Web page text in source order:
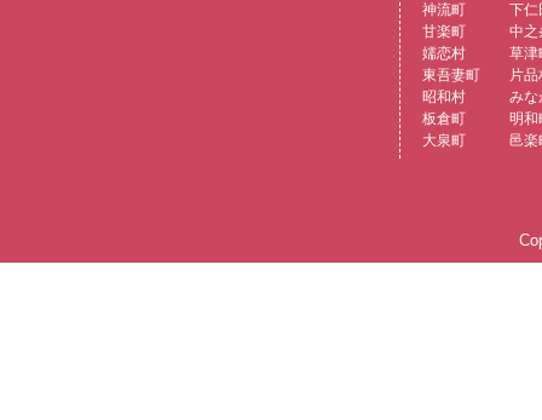
神流町
下仁
甘楽町
中之
嬬恋村
草津
東吾妻町
片品
昭和村
みな
板倉町
明和
大泉町
邑楽